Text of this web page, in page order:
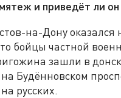
и приведёт ли он
на-Дону
бойцы частной
зашли в
Будённовском
русских.